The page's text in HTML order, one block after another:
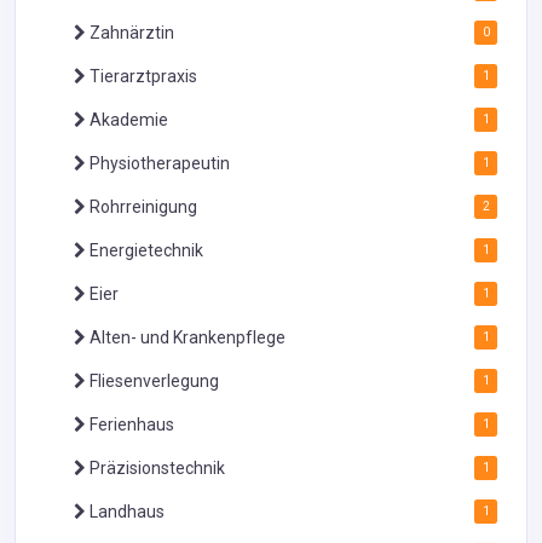
Zahnärztin 0
Tierarztpraxis 1
Akademie 1
Physiotherapeutin 1
Rohrreinigung 2
Energietechnik 1
Eier 1
Alten- und Krankenpflege 1
Fliesenverlegung 1
Ferienhaus 1
Präzisionstechnik 1
Landhaus 1